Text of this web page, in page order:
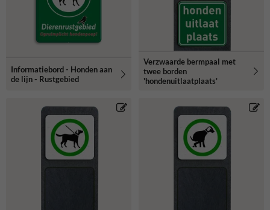
Informatiebord - Honden aan
de lijn - Rustgebied
Verzwaarde bermpaal met
twee borden
'hondenuitlaatplaats'